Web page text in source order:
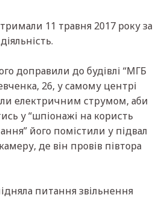
11 травня 2017 року за
доправили до будівлі “МГБ
26, у самому центрі
електричним струмом, аби
у “шпіонажі на користь
його помістили у підвал
де він провів півтора
питання звільнення